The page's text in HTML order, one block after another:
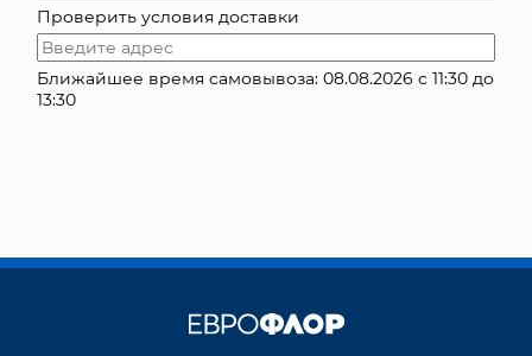
Проверить условия доставки
Ближайшее время самовывоза: 08.08.2026 с 11:30 до
13:30